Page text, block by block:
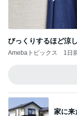
びっくりするほど涼
Amebaトピックス 1日
家に来